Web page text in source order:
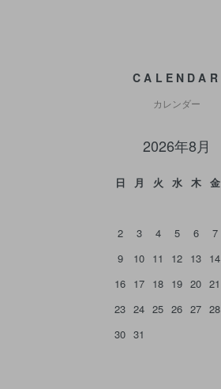
CALENDAR
カレンダー
2026年8月
日 月 火 水 木 金
2
3 4 5 6 7
9
10 11 12 13 14
16 17 18 19 20 21
23 24 25 26 27 28
30 31